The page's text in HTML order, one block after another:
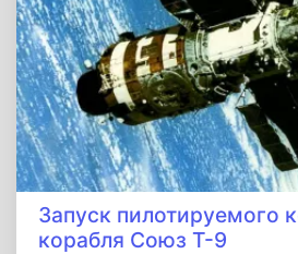
Запуск пилотируемого
корабля Союз Т-9